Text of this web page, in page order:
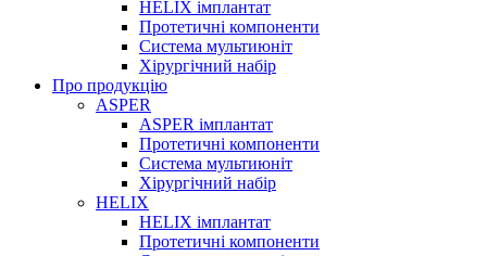
HELIX імплантат
Протетичні компоненти
Система мультиюніт
Хірургічний набір
Про продукцію
ASPER
ASPER імплантат
Протетичні компоненти
Система мультиюніт
Хірургічний набір
HELIX
HELIX імплантат
Протетичні компоненти